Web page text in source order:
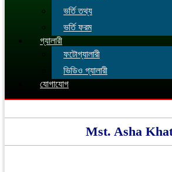
ভর্তি তথ্য
ভর্তি ফরম
গ্যালারী
ফটোগ্যালারী
ভিডিও গ্যালারী
যোগাযোগ
Mst. Asha